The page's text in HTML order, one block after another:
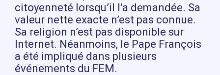
citoyenneté lorsqu’il l’a demandée. Sa
valeur nette exacte n’est pas connue.
Sa religion n’est pas disponible sur
Internet. Néanmoins, le Pape François
a été impliqué dans plusieurs
événements du FEM.